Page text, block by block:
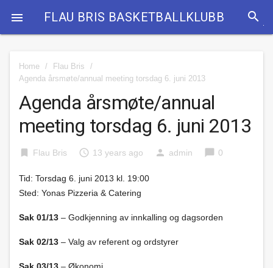
 FLAU BRIS BASKETBALLKLUBB search
Home / Flau Bris
/
Agenda årsmøte/annual meeting torsdag 6. juni 2013
Agenda årsmøte/annual
meeting torsdag 6. juni 2013
bookmark Flau Bris access_time 13 years ago person admin chat_bubble 0
Tid: Torsdag 6. juni 2013 kl. 19:00
Sted: Yonas Pizzeria & Catering
Sak 01/13 – Godkjenning av innkalling og dagsorden
Sak 02/13 – Valg av referent og ordstyrer